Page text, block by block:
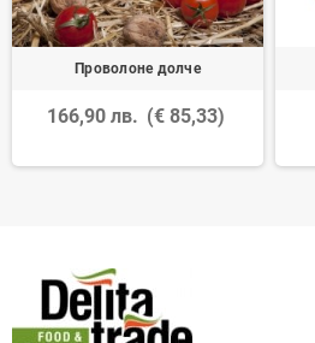
Проволонe долче
166,90 лв. (€ 85,33)